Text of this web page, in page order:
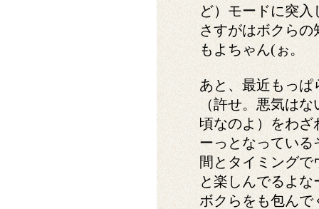
ど）モードに突
さすがはボクら
もよちゃん(ぉ。
あと、最近もっ
（許せ。悪気は
頃なのよ）をわざ
ーっとなってい
間とタイミング
と楽しんでるよ
ボクらをも包んで